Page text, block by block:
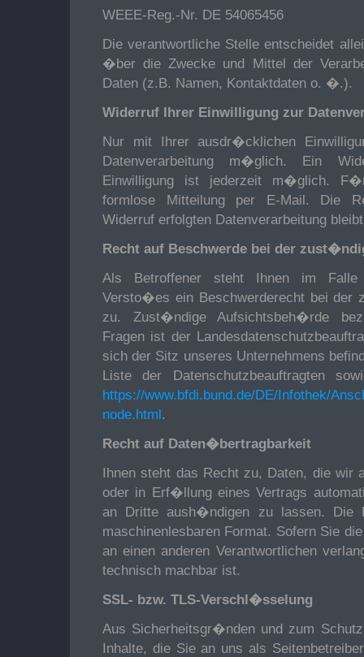
WEEE-Reg.-Nr. DE 54065456
Die verantwortliche Stelle entscheidet
�ber die Zwecke und Mittel der
Daten (z.B. Namen, Kontaktdaten o. �.).
Widerruf Ihrer Einwilligung zur
Nur mit Ihrer ausdr�cklichen
Datenverarbeitung m�glich. Ein
Einwilligung ist jederzeit m�glich.
formlose Mitteilung per E-Mail. Die
Widerruf erfolgten Datenverarbeitung
Recht auf Beschwerde bei der
Als Betroffener steht Ihnen im Falle
Versto�es ein Beschwerderecht bei der
zu. Zust�ndige Aufsichtsbeh�rde
Fragen ist der
sich der Sitz unseres Unternehmens
Liste der Datenschutzbeauftragten
https://www.bfdi.bund.de/DE/Infothek/
node.html.
Recht auf Daten�bertragbarkeit
Ihnen steht das Recht zu, Daten, die wir
oder in Erf�llung eines Vertrags
an Dritte aush�ndigen zu lassen. Die
maschinenlesbaren Format. Sofern Sie
an einen anderen Verantwortlichen
technisch machbar ist.
SSL- bzw. TLS-Verschl�sselung
Aus Sicherheitsgr�nden und zum
Inhalte, die Sie an uns als